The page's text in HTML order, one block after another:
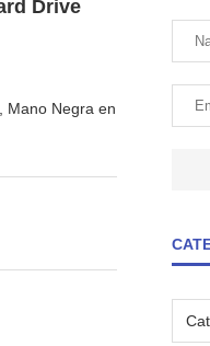
Drive
Mano Negra en